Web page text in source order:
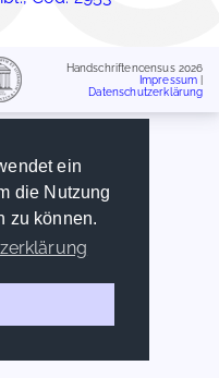
ein
die Nutzung
zu können.
Handschriftencensus 2026
Impressum
Datenschutzerklärung